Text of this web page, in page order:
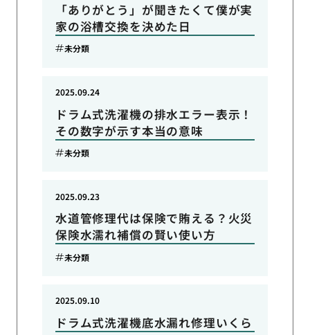
「ありがとう」が聞きたくて僕が実
家の浴槽交換を決めた日
未分類
ドラム式洗濯機の排水エラー表示！
その数字が示す本当の意味
2025.09.24
未分類
水道管修理代は保険で賄える？火災
保険水濡れ補償の賢い使い方
2025.09.23
未分類
ドラム式洗濯機底水漏れ修理いくら
2025.09.10